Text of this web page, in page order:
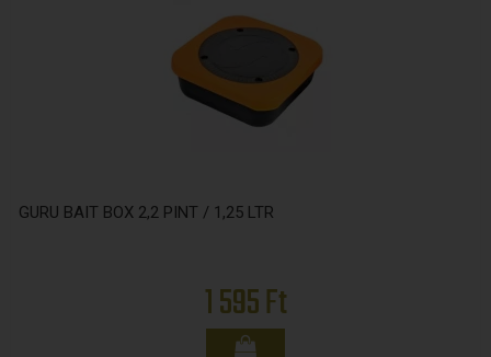
GURU BAIT BOX 2,2 PINT / 1,25 LTR
1 595 Ft